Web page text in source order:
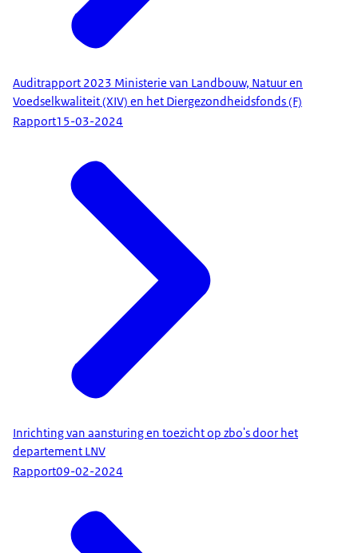
Auditrapport 2023 Ministerie van Landbouw, Natuur en
Voedselkwaliteit (XIV) en het Diergezondheidsfonds (F)
Rapport15-03-2024
Inrichting van aansturing en toezicht op zbo's door het
departement LNV
Rapport09-02-2024